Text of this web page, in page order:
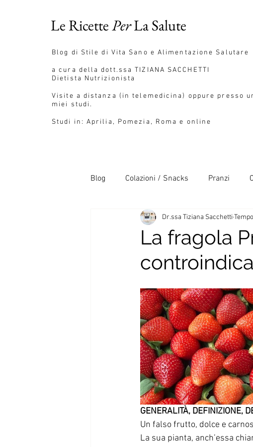
Le RicettePerLa Salute
Blog di Stile di Vita Sano e Alimentazione Salutare
a cura della dott.ssaTIZIANA SACCHETTI
Dietista Nutrizionista
Visite a distanza (in telemedicina) oppure presso
miei studi.
Studi in: Aprilia, Pomezia, Roma e online
Blog Colazioni / Snacks Pranzi
Pane / Pizza / Pasta Salse da
Ricette autunno-inverno Primi piatti
Gravidanza Liste della spesa Il
Spesa e Stagionalità Ricette
Ricette dal mondo
La fragola
Dr.ssa Tiziana Sacchetti
GENERALITÀ, DEFINIZIONE,
Un falso frutto, dolce e
La sua pianta, anch’essa